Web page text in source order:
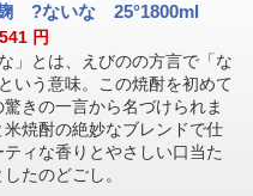
?ないな 25°1800ml
円
」とは、えびのの方言で「な
いう意味。この焼酎を初めて
きの一言から名づけられま
米焼酎の絶妙なブレンドで仕
ティな香りとやさしい口当た
たのどごし。